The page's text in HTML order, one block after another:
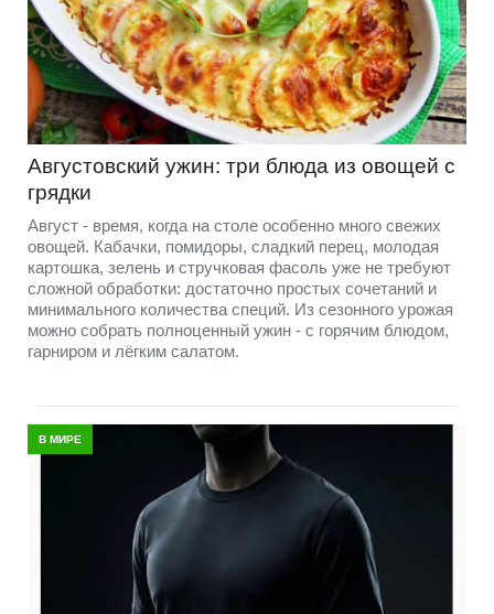
Августовский ужин: три блюда из овощей с
грядки
Август - время, когда на столе особенно много свежих
овощей. Кабачки, помидоры, сладкий перец, молодая
картошка, зелень и стручковая фасоль уже не требуют
сложной обработки: достаточно простых сочетаний и
минимального количества специй. Из сезонного урожая
можно собрать полноценный ужин - с горячим блюдом,
гарниром и лёгким салатом.
В МИРЕ